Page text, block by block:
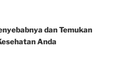
dan Temukan
Anda